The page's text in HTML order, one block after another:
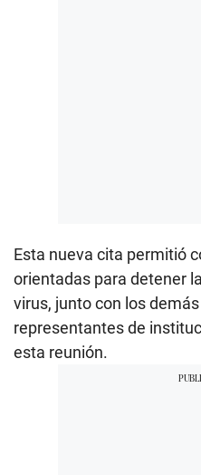
Esta nueva cita permitió
orientadas para detener
virus, junto con los
representantes de
esta reunión.